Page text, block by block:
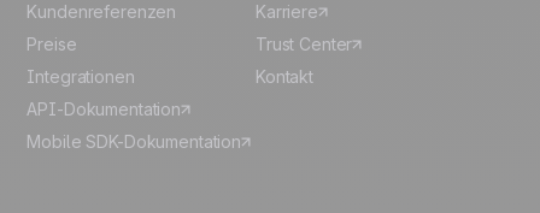
Kundenreferenzen
Preise
Integrationen
API-Dokumentation
Mobile SDK-Dokumentation
Karriere
Trust Center
Kontakt